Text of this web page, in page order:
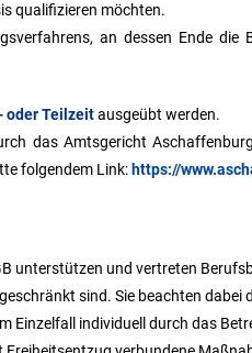
qualifizieren möchten.
an dessen Ende
oder Teilzeitausgeübt werden.
das Amtsgericht
folgendem Link: https://
unterstützen und vertreten
sind. Sie beachten
Einzelfall individuell durch das